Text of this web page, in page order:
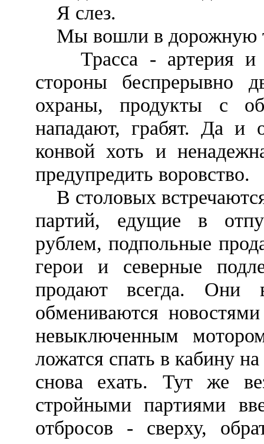
Я слез.
Мы вошли в дорожную
Трасса - артерия и
стороны беспрерывно
охраны, продукты с
нападают, грабят. Да и
конвой хоть и
предупредить воровство.
В столовых
партий, едущие в
рублем, подпольные
герои и северные
продают всегда. Они
обмениваются
невыключенным
ложатся спать в кабину
снова ехать. Тут же
стройными партиями
отбросов - сверху,